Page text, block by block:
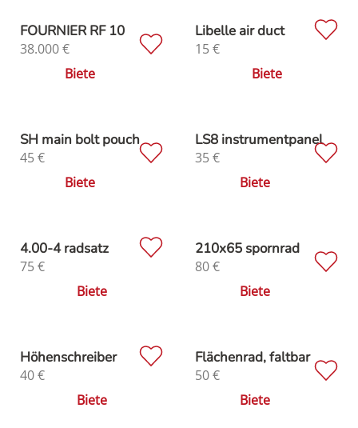
FOURNIER RF 10
38.000€
Biete
Libelle air duct
15€
Biete
SH main bolt pouch
45€
Biete
LS8 instrumentpanel
35€
Biete
4.00-4 radsatz
75€
Biete
210x65 spornrad
80€
Biete
Höhenschreiber
40€
Biete
Flächenrad, faltbar
50€
Biete